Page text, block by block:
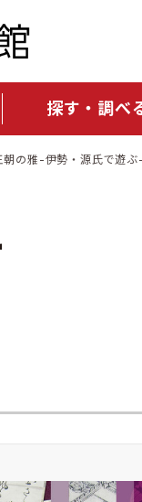
探す・調べ
朝の雅-伊勢・源氏で遊ぶ-